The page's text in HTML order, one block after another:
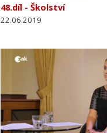
48.díl - Školství
22.06.2019